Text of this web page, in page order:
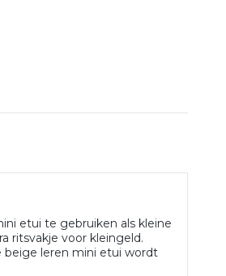
etui te gebruiken als kleine
ritsvakje voor kleingeld.
beige leren mini etui wordt